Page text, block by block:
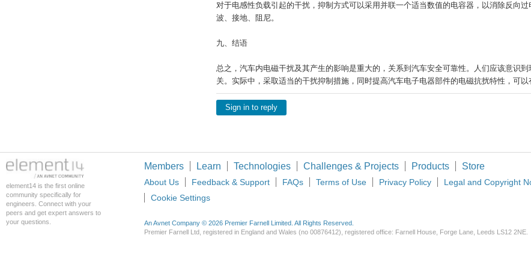
对于电感性负载引起的干扰，抑制方式可以采用并联一个适当数值的电容器，以消除反向
波、接地、阻尼。
九、结语
总之，汽车内电磁干扰及其产生的影响是重大的，关系到汽车安全可靠性。人们应该意识
关。实际中，采取适当的干扰抑制措施，同时提高汽车电子电器部件的电磁抗扰特性，可以
Sign in to reply
element14 is the first online
community specifically for
engineers. Connect with your
peers and get expert answers to
your questions.
Members Learn Technologies Challenges & Projects Products Store
About Us Feedback & Support FAQs Terms of Use Privacy Policy Legal and Copyright
Cookie Settings
An Avnet Company © 2026 Premier Farnell Limited. All Rights Reserved.
Premier Farnell Ltd, registered in England and Wales (no 00876412), registered office: Farnell House, Forge Lane, Leeds LS12 2NE.